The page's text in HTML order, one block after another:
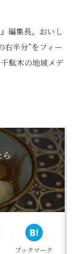
編集長。おいし
右半分”をフィー
駄木の地域メデ
ブックマーク